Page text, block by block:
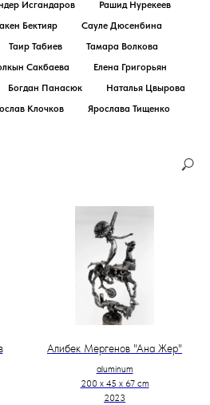
Исгандаров
Рашид Нурекеев
Бектияр
Сауле Дюсенбина
Таир Табиев
Тамара Волкова
Сакбаева
Елена Григорьян
Богдан Панасюк
Наталья Цвырова
Клочков Ярослава Тищенко
Алибек Мергенов "Ана Жер"
aluminum
200 х 45 х 67 cm
2023